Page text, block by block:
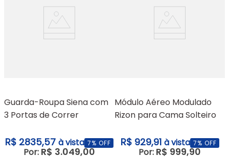
Guarda-Roupa Siena com
3 Portas de Correr
R$ 2835,57 à vista 7% OFF
Por: R$ 3.049,00
Módulo Aéreo Modulado
Rizon para Cama Solteiro
Horizonte Móveis
R$ 929,91 à vista 7% OFF
Por: R$ 999,90